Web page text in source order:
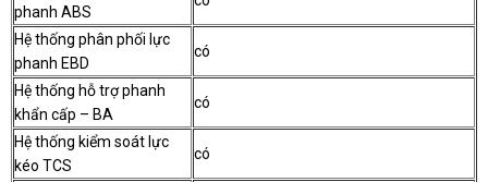
phanh ABS
Hệ thống phân phối lực
phanh EBD
có
Hệ thống hỗ trợ phanh
khẩn cấp – BA
có
Hệ thống kiểm soát lực
kéo TCS
có